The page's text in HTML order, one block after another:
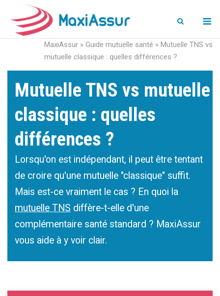
MaxiAssur » Guide mutuelle santé » Mutuelle TNS vs
mutuelle classique : quelles différences ?
Mutuelle TNS vs mutuelle
classique : quelles
différences ?
Lorsqu'on est indépendant, il peut être tentant
de croire qu'une mutuelle "classique" suffit.
Mais est-ce vraiment le cas ? En quoi la
mutuelle TNS diffère-t-elle d'une
complémentaire santé standard ? MaxiAssur
vous aide à y voir clair.